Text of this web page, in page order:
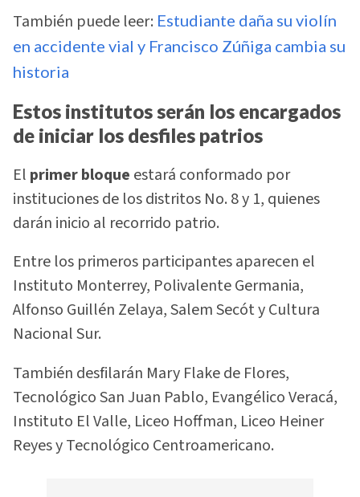
También puede leer: Estudiante daña su violín
en accidente vial y Francisco Zúñiga cambia su
historia
Estos institutos serán los encargados
de iniciar los desfiles patrios
El primer bloque estará conformado por
instituciones de los distritos No. 8 y 1, quienes
darán inicio al recorrido patrio.
Entre los primeros participantes aparecen el
Instituto Monterrey, Polivalente Germania,
Alfonso Guillén Zelaya, Salem Secót y Cultura
Nacional Sur.
También desfilarán Mary Flake de Flores,
Tecnológico San Juan Pablo, Evangélico Veracá,
Instituto El Valle, Liceo Hoffman, Liceo Heiner
Reyes y Tecnológico Centroamericano.